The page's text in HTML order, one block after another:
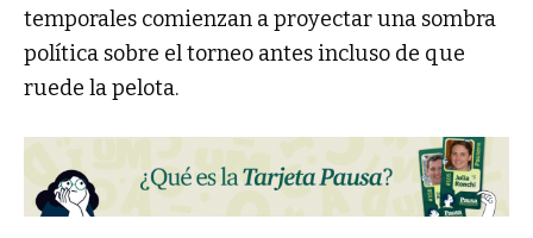
temporales comienzan a proyectar una sombra
política sobre el torneo antes incluso de que
ruede la pelota.